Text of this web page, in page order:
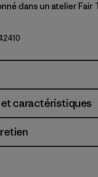
dans un atelier Fair
Red
caractéristiques